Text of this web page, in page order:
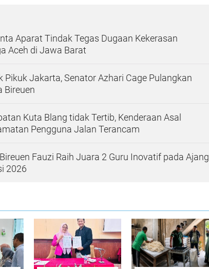
Aparat Tindak Tegas Dugaan Kekerasan
Aceh di Jawa Barat
Pikuk Jakarta, Senator Azhari Cage Pulangkan
Bireuen
Kuta Blang tidak Tertib, Kenderaan Asal
Pengguna Jalan Terancam
Fauzi Raih Juara 2 Guru Inovatif pada Ajang
2026